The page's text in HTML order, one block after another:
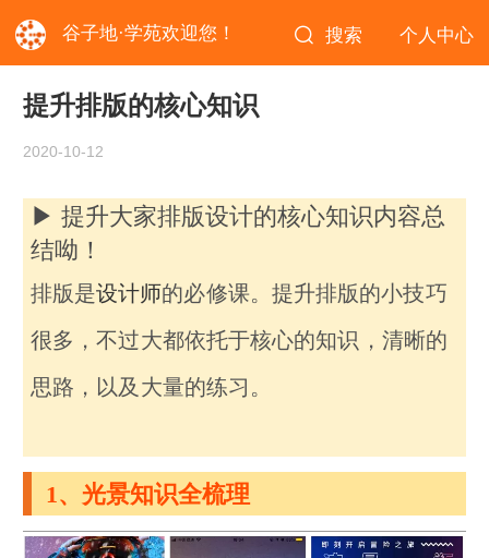
谷子地·学苑欢迎您！ 搜索 个人中心
提升排版的核心知识
2020-10-12
▶ 提升大家排版设计的核心知识内容总
结呦！
排版是设计师的必修课。提升排版的小技巧
很多，不过大都依托于核心的知识，清晰的
思路，以及大量的练习。
1、光景知识全梳理